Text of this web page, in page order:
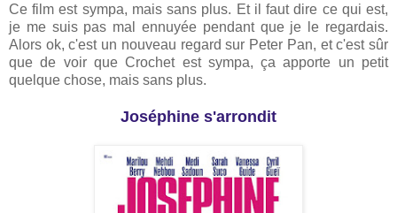
Ce film est sympa, mais sans plus. Et il faut dire ce qui est,
je me suis pas mal ennuyée pendant que je le regardais.
Alors ok, c'est un nouveau regard sur Peter Pan, et c'est sûr
que de voir que Crochet est sympa, ça apporte un petit
quelque chose, mais sans plus.
Joséphine s'arrondit